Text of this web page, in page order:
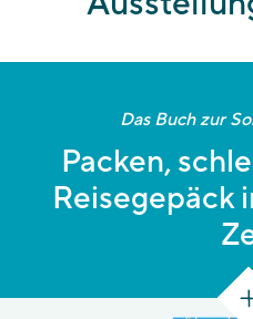
Das Buch zur
Packen,
Reisegepäck
Die Sonderschau im
Exponate aus über 250
besonderen Geschichte.
Frage, vor der fast alle am